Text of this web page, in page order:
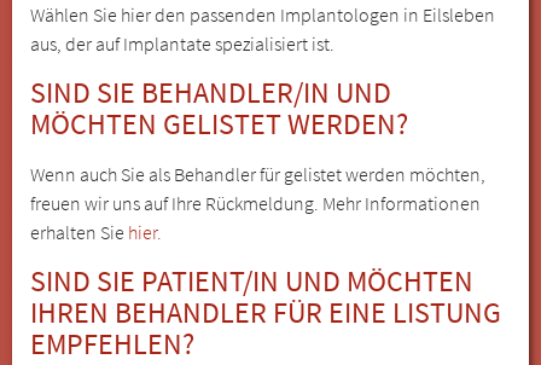
Wählen Sie hier den passenden Implantologen in Eilsleben
aus, der auf Implantate spezialisiert ist.
SIND SIE BEHANDLER/IN UND
MÖCHTEN GELISTET WERDEN?
Wenn auch Sie als Behandler für gelistet werden möchten,
freuen wir uns auf Ihre Rückmeldung. Mehr Informationen
erhalten Sie hier.
SIND SIE PATIENT/IN UND MÖCHTEN
IHREN BEHANDLER FÜR EINE LISTUNG
EMPFEHLEN?